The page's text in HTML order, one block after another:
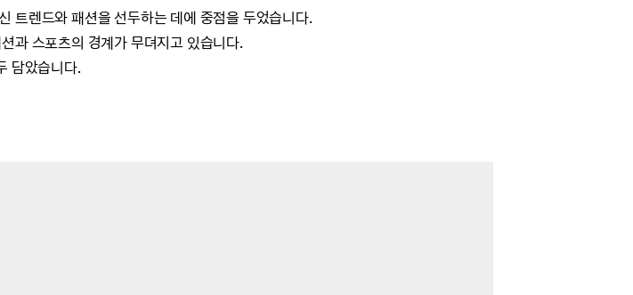
트렌드와 패션을 선두하는 데에 중점을 두었습니다.
과 스포츠의 경계가 무뎌지고 있습니다.
담았습니다.